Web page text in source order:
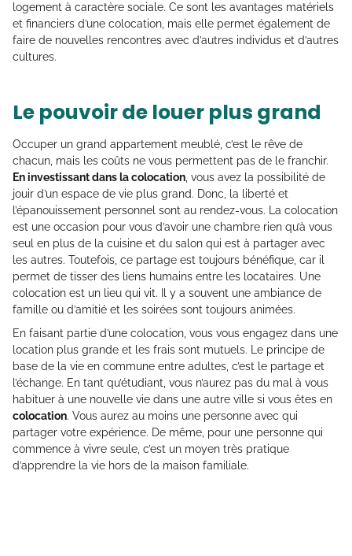
logement à caractère sociale. Ce sont les avantages matériels
et financiers d’une colocation, mais elle permet également de
faire de nouvelles rencontres avec d’autres individus et d’autres
cultures.
Le pouvoir de louer plus grand
Occuper un grand appartement meublé, c’est le rêve de
chacun, mais les coûts ne vous permettent pas de le franchir.
En investissant dans la colocation, vous avez la possibilité de
jouir d’un espace de vie plus grand. Donc, la liberté et
l’épanouissement personnel sont au rendez-vous. La colocation
est une occasion pour vous d’avoir une chambre rien qu’à vous
seul en plus de la cuisine et du salon qui est à partager avec
les autres. Toutefois, ce partage est toujours bénéfique, car il
permet de tisser des liens humains entre les locataires. Une
colocation est un lieu qui vit. Il y a souvent une ambiance de
famille ou d’amitié et les soirées sont toujours animées.
En faisant partie d’une colocation, vous vous engagez dans une
location plus grande et les frais sont mutuels. Le principe de
base de la vie en commune entre adultes, c’est le partage et
l’échange. En tant qu’étudiant, vous n’aurez pas du mal à vous
habituer à une nouvelle vie dans une autre ville si vous êtes en
colocation. Vous aurez au moins une personne avec qui
partager votre expérience. De même, pour une personne qui
commence à vivre seule, c’est un moyen très pratique
d’apprendre la vie hors de la maison familiale.